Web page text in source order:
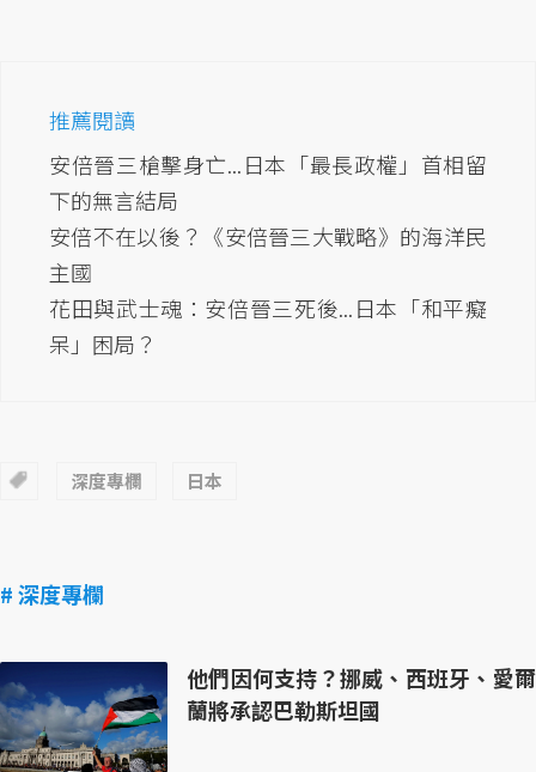
推薦閱讀
安倍晉三槍擊身亡...日本「最長政權」首相留
下的無言結局
安倍不在以後？《安倍晉三大戰略》的海洋民
主國
花田與武士魂：安倍晉三死後...日本「和平癡
呆」困局？
深度專欄 日本
# 深度專欄
他們因何支持？挪威、西班牙、愛爾
蘭將承認巴勒斯坦國